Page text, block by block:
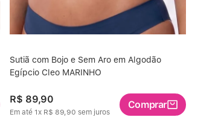
Sutiã com Bojo e Sem Aro em Algodão
Egípcio Cleo MARINHO
R$ 89,90
Em até 1x R$ 89,90 sem juros
Comprar